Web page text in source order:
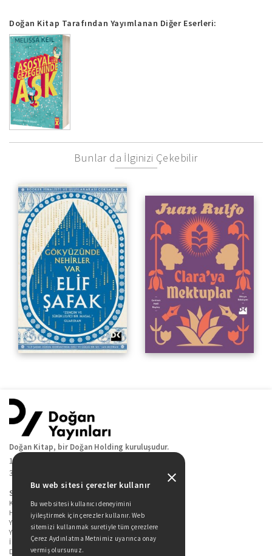
Doğan Kitap Tarafından Yayımlanan Diğer Eserleri:
Bunlar da İlginizi Çekebilir
Doğan Kitap, bir Doğan Holding kuruluşudur.
19 Mayıs Cad. Golden Plaza No:1 Kat:10
34360 / Şişli / İstanbul
Sitede Yer Alan Sayfalar
Kitaplarımız
Hakkımızda
Yazarlarımız
Yazar Adayları İçin
İletişim
Duygu Asena Roman Ödülü
Bu web sitesi çerezler kullanır
Bu web sitesi kullanıcı deneyimini
iyileştirmek için çerezler kullanır. Web
sitemizi kullanmak suretiyle tüm çerezlere
Çerez Aydınlatma Metnimiz uyarınca onay
vermiş olursunuz.